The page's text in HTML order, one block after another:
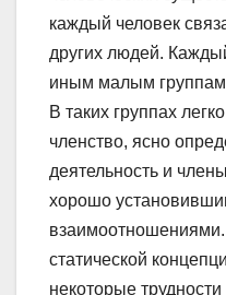
каждый человек
других людей.
иным малым группам
В таких группах
членство, ясно
деятельность и
хорошо
статической
некоторые